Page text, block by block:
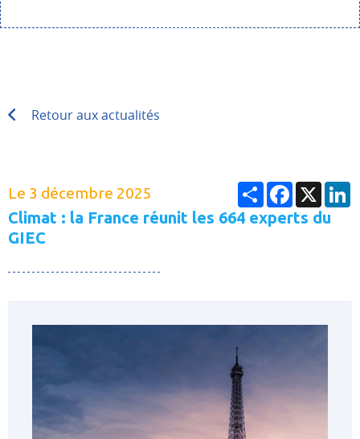
Retour aux actualités
Le 3 décembre 2025 PartagerFacebook
X
Climat : la France réunit les 664 experts du
GIEC